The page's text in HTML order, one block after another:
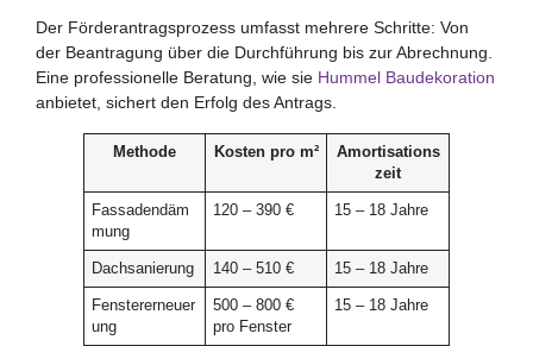
Der Förderantragsprozess umfasst mehrere Schritte: Von
der Beantragung über die Durchführung bis zur Abrechnung.
Eine professionelle Beratung, wie sie Hummel Baudekoration
anbietet, sichert den Erfolg des Antrags.
Methode Kosten pro m²
Amortisations
zeit
Fassadendäm
mung
120 – 390 € 15 – 18 Jahre
Dachsanierung 140 – 510 € 15 – 18 Jahre
Fenstererneuer
ung
500 – 800 €
pro Fenster
15 – 18 Jahre